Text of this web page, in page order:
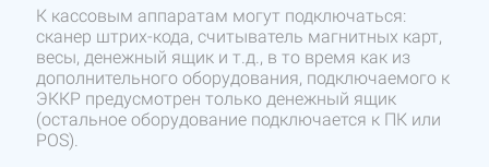
К кассовым аппаратам могут подключаться:
сканер штрих-кода, считыватель магнитных карт,
весы, денежный ящик и т.д., в то время как из
дополнительного оборудования, подключаемого к
ЭККР предусмотрен только денежный ящик
(остальное оборудование подключается к ПК или
POS).